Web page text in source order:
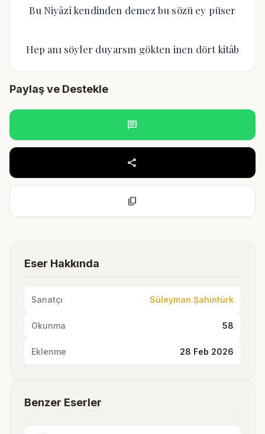
Bu Niyâzî kendinden demez bu sözü ey püser
Hep anı söyler duyarsın gökten inen dört kitâb
Paylaş ve Destekle
chat
share
content_copy
Eser Hakkında
Sanatçı Süleyman Şahintürk
Okunma 58
Eklenme 28 Feb 2026
Benzer Eserler